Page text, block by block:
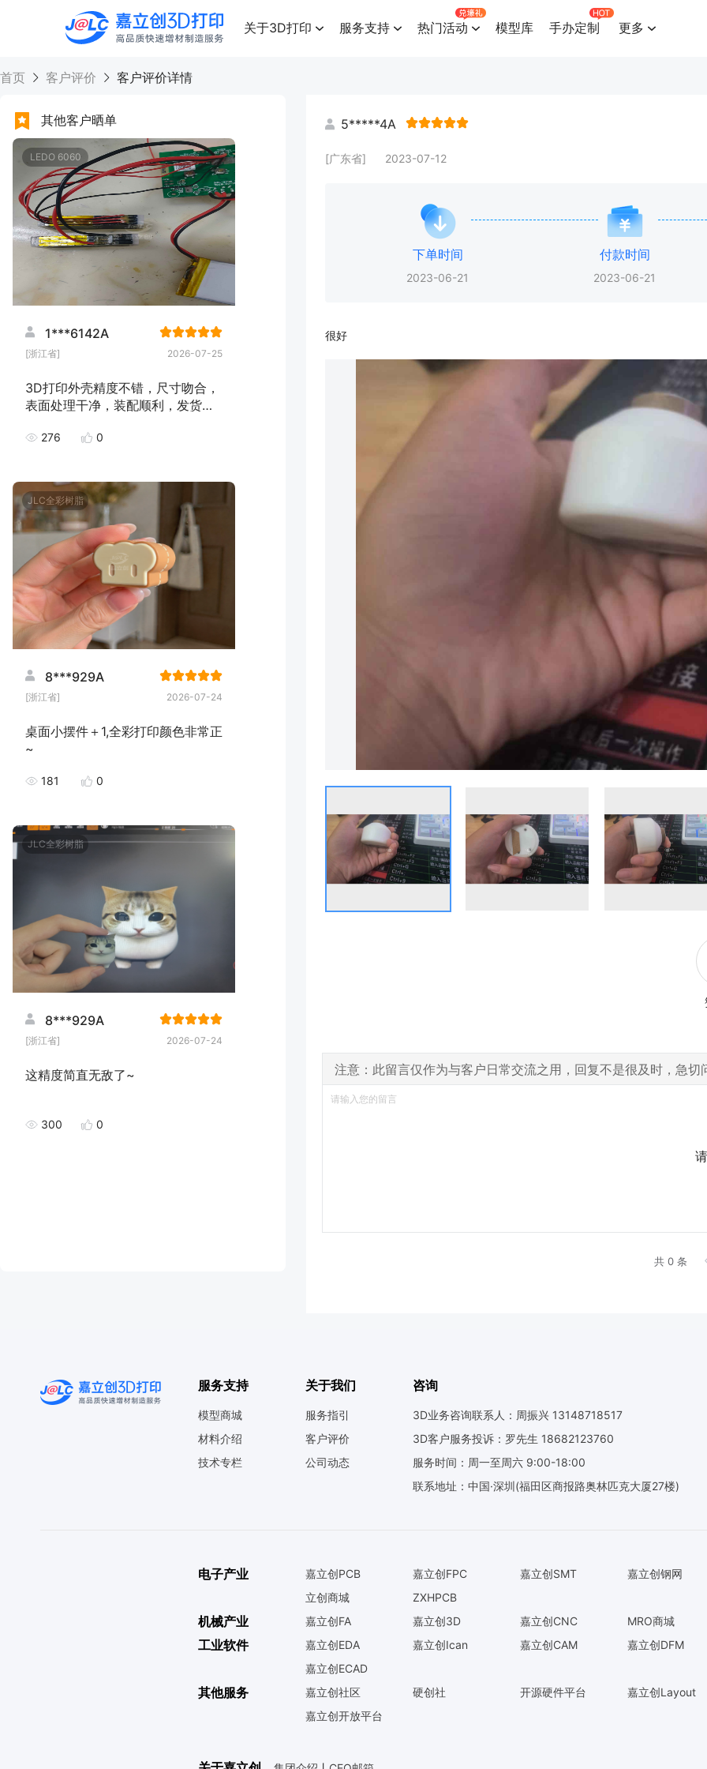
高品质快速增材制造服务
关于3D打印 服务支持 热门活动 模型库 手办定制 更多
首页 客户评价 客户评价详情
其他客户晒单
LEDO 6060
1***6142A
[浙江省] 2026-07-25
3D打印外壳精度不错，尺寸吻合，
表面处理干净，装配顺利，发货速
276 0
JLC全彩树脂
8***929A
[浙江省] 2026-07-24
桌面小摆件＋1,全彩打印颜色非常正
~
181 0
JLC全彩树脂
8***929A
[浙江省] 2026-07-24
这精度简直无敌了~
300 0
5*****4A
[广东省] 2023-07-12
下单时间
2023-06-21
付款时间
2023-06-21
很好
注意：此留言仅作为与客户日常交流之用，回复不是很及时，急
共 0 条
服务支持
模型商城
材料介绍
技术专栏
关于我们
服务指引
客户评价
公司动态
咨询
3D业务咨询联系人：周振兴 13148718517
3D客户服务投诉：罗先生 18682123760
服务时间：周一至周六 9:00-18:00
联系地址：中国·深圳(福田区商报路奥林匹克大厦27楼)
电子产业 嘉立创PCB 嘉立创FPC 嘉立创SMT
嘉立创钢网
立创商城
ZXHPCB
机械产业 嘉立创FA 嘉立创3D 嘉立创CNC MRO商城
工业软件 嘉立创EDA 嘉立创Ican 嘉立创CAM
嘉立创DFM
嘉立创ECAD
其他服务 嘉立创社区 硬创社 开源硬件平台
嘉立创Layout
嘉立创开放平台